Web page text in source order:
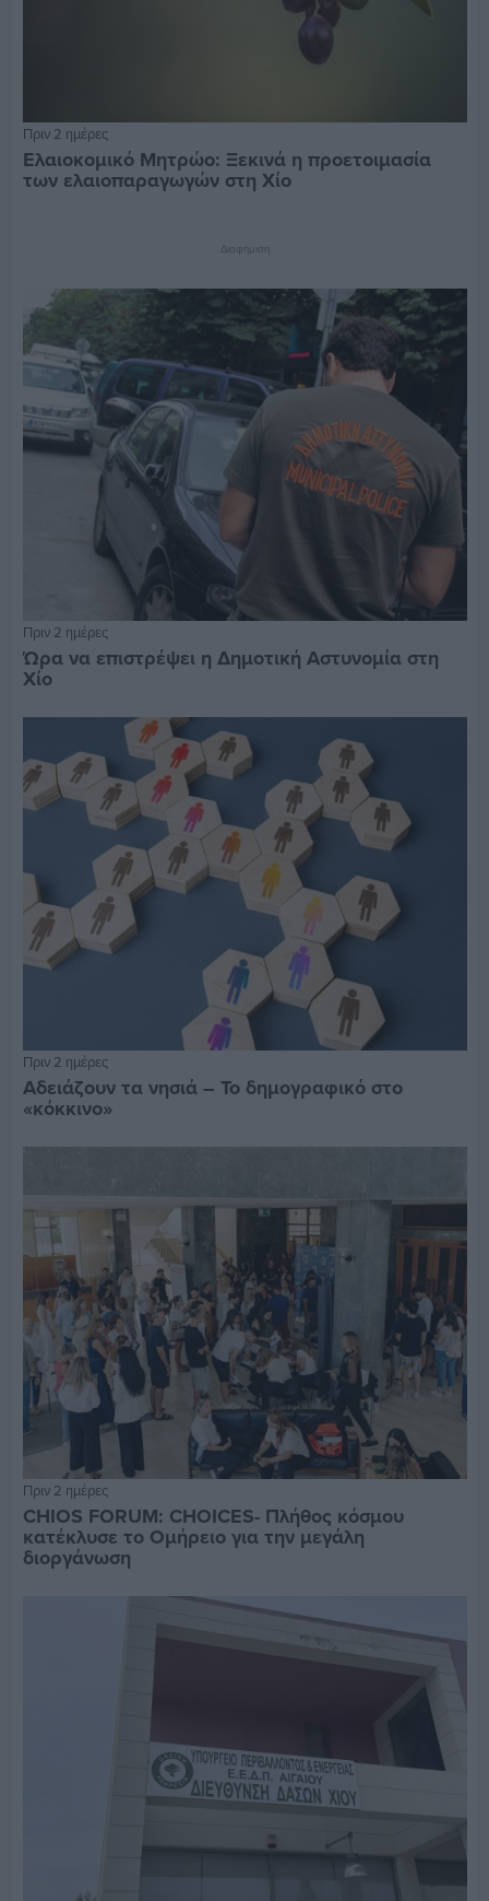
Πριν 2 ημέρες
Ελαιοκομικό Μητρώο: Ξεκινά η προετοιμασία
των ελαιοπαραγωγών στη Χίο
Διαφήμιση
Πριν 2 ημέρες
Ώρα να επιστρέψει η Δημοτική Αστυνομία στη
Χίο
Πριν 2 ημέρες
Αδειάζουν τα νησιά – Το δημογραφικό στο
«κόκκινο»
Πριν 2 ημέρες
CHIOS FORUM: CHOICES- Πλήθος κόσμου
κατέκλυσε το Ομήρειο για την μεγάλη
διοργάνωση